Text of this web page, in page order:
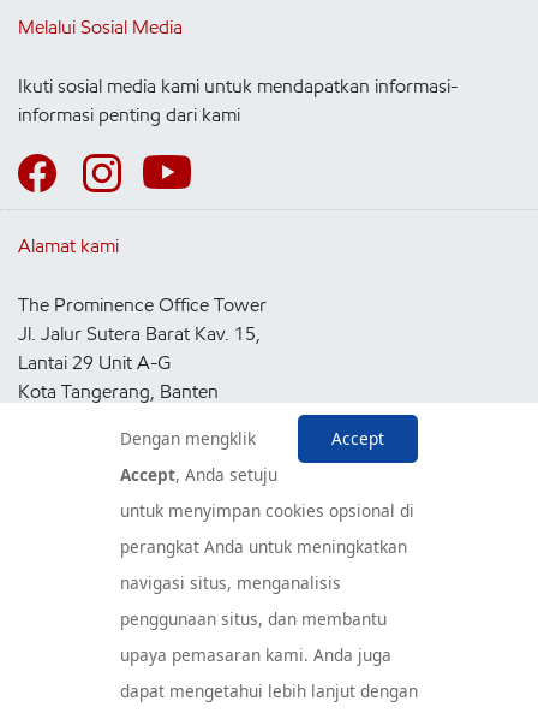
Melalui Sosial Media
Ikuti sosial media kami untuk mendapatkan informasi-
informasi penting dari kami
Alamat kami
The Prominence Office Tower
Jl. Jalur Sutera Barat Kav. 15,
Lantai 29 Unit A-G
Kota Tangerang, Banten
Pusat Layanan Konsumen
Accept
Dengan mengklik
Accept, Anda setuju
untuk menyimpan cookies opsional di
perangkat Anda untuk meningkatkan
navigasi situs, menganalisis
penggunaan situs, dan membantu
upaya pemasaran kami. Anda juga
dapat mengetahui lebih lanjut dengan